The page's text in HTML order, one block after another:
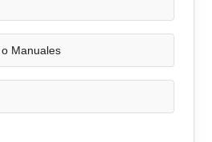
Manuales